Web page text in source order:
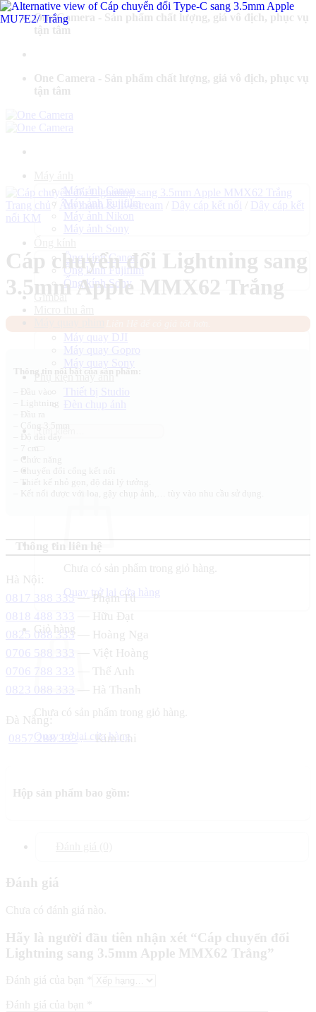
Bỏ
dung
One Camera - Sản phẩm chất lượng, giá vô địch, phục vụ
tận tâm
One Camera - Sản phẩm chất lượng, giá vô địch, phục vụ
tận tâm
Máy ảnh Canon
Máy ảnh Fujifilm
Máy ảnh Nikon
Máy ảnh Sony
Ống kính Canon
Ống kính Fujifilm
Ống kính Sony
Gimbal
Máy quay DJI
Máy quay Gopro
Chưa có sản phẩm trong giỏ hàng.
Quay trở lại cửa hàng
Giỏ hàng
Chưa có sản phẩm trong giỏ hàng.
Quay trở lại cửa hàng
Trang chủ / Âm thanh & livestream Dây cáp kết nối
Dây cáp kết
nối KM
Cáp chuyển đổi Lightning sang
3.5mm Apple MMX62 Trắng
Thông tin liên hệ
Hà Nội:
0817 388 333— Phạm Tú
0818 488 333
— Hữu Đạt
0825 088 333 — Hoàng Nga
0706 588 333
— Việt Hoàng
0706 788 333
— Thế Anh
0823 088 333
— Hà Thanh
Đà Nẵng:
0857 288 333— Kim Chi
Hộp sản phẩm bao gồm:
Đánh giá
Chưa có đánh giá nào.
Hãy là người đầu tiên nhận xét “Cáp chuyển đổi
Lightning sang 3.5mm Apple MMX62 Trắng”
Đánh giá của bạn
Đánh giá của bạn